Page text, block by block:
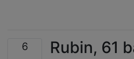
6 Rubin, 61